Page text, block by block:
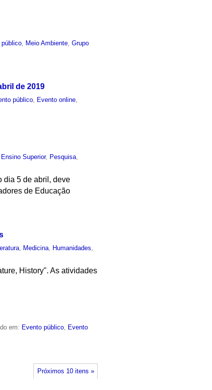
Meio Ambiente ,Grupo
de 2019
público, Evento online,
Ensino Superior, Pesquisa
dia 5 de abril, deve
de Educação
Medicina Humanidades
History". As atividades
em: Evento público, Evento
Próximos 10 itens »